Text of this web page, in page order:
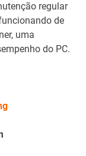
regular
de
uma
do PC.